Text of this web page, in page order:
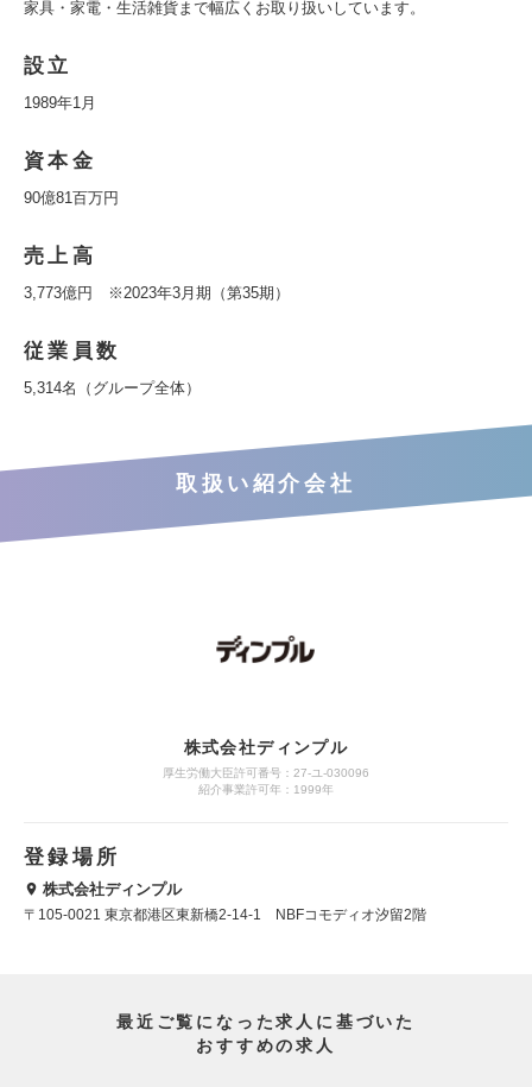
家具・家電・生活雑貨まで幅広くお取り扱いしています。
設立
1989年1月
資本金
90億81百万円
売上高
3,773億円 ※2023年3月期（第35期）
従業員数
5,314名（グループ全体）
取扱い紹介会社
株式会社ディンプル
厚生労働大臣許可番号：27-ユ-030096
紹介事業許可年：1999年
登録場所
株式会社ディンプル
〒105-0021 東京都港区東新橋2-14-1 NBFコモディオ汐留2階
最近ご覧になった求人に基づいた
おすすめの求人